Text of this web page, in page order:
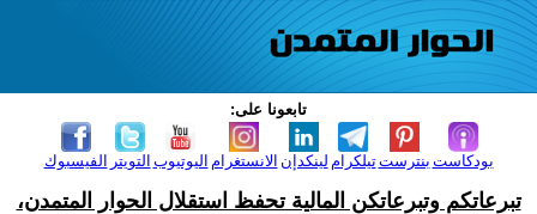
تابعونا على:
الفيسبوك التويتر اليوتيوب الانستغرام لينكدإن تيلكرامبنترست بودكاست
تبرعاتكم وتبرعاتكن المالية تحفظ استقلال الحوار المتمدن،